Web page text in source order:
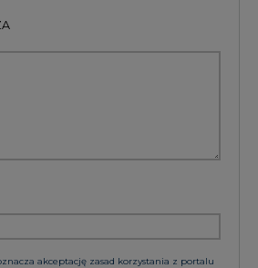
akceptację zasad korzystania z portalu